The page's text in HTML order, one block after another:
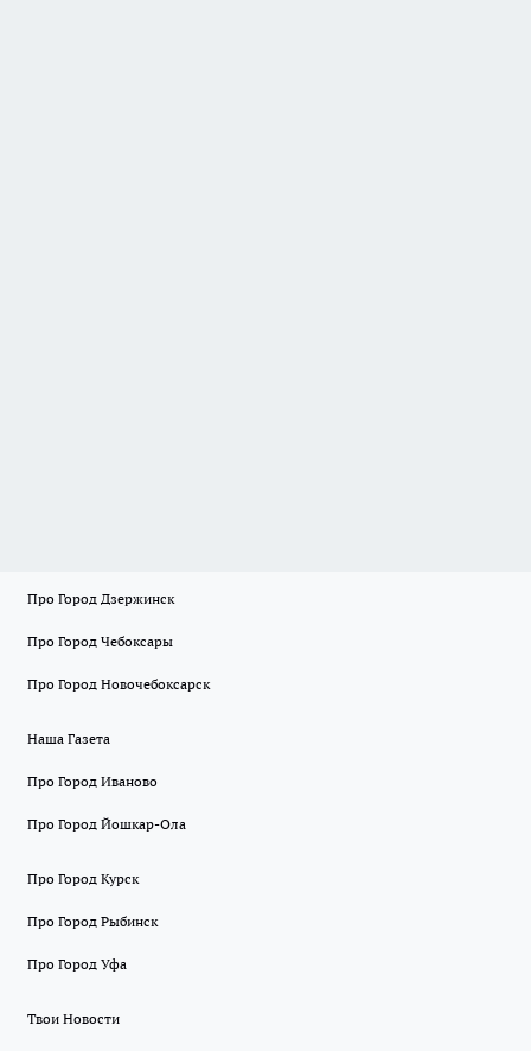
Про Город Дзержинск
Про Город Чебоксары
Про Город Новочебоксарск
Наша Газета
Про Город Иваново
Про Город Йошкар-Ола
Про Город Курск
Про Город Рыбинск
Про Город Уфа
Твои Новости